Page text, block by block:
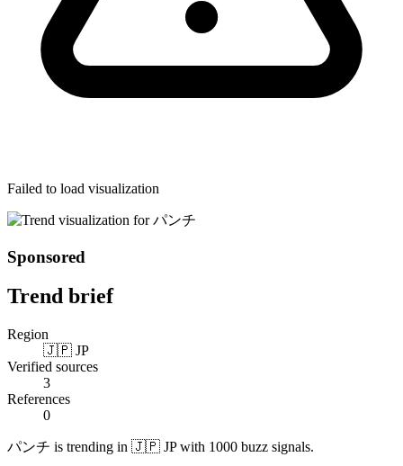
Failed to load visualization
Sponsored
Trend brief
Region
🇯🇵 JP
Verified sources
3
References
0
パンチ is trending in 🇯🇵 JP with 1000 buzz signals.